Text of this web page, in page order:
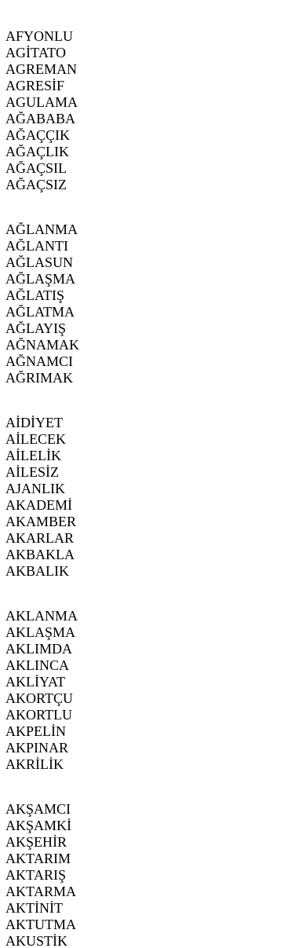
AFYONLU
AGİTATO
AGREMAN
AGRESİF
AGULAMA
AĞABABA
AĞAÇÇIK
AĞAÇLIK
AĞAÇSIL
AĞAÇSIZ
AĞLANMA
AĞLANTI
AĞLASUN
AĞLAŞMA
AĞLATIŞ
AĞLATMA
AĞLAYIŞ
AĞNAMAK
AĞNAMCI
AĞRIMAK
AİDİYET
AİLECEK
AİLELİK
AİLESİZ
AJANLIK
AKADEMİ
AKAMBER
AKARLAR
AKBAKLA
AKBALIK
AKLANMA
AKLAŞMA
AKLIMDA
AKLINCA
AKLİYAT
AKORTÇU
AKORTLU
AKPELİN
AKPINAR
AKRİLİK
AKŞAMCI
AKŞAMKİ
AKŞEHİR
AKTARIM
AKTARIŞ
AKTARMA
AKTİNİT
AKTUTMA
AKUSTİK